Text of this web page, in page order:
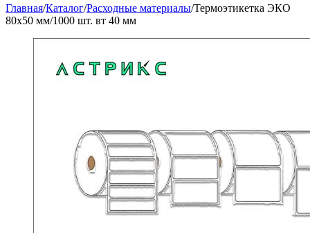
Главная/Каталог/Расходные материалы/Термоэтикетка ЭКО
80х50 мм/1000 шт. вт 40 мм